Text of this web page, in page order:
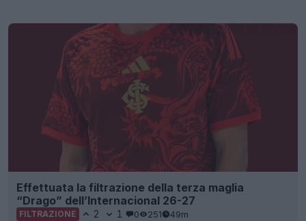
Effettuata la filtrazione della terza maglia
“Drago” dell’Internacional 26-27
FILTRAZIONE 2 1 0 251 49m